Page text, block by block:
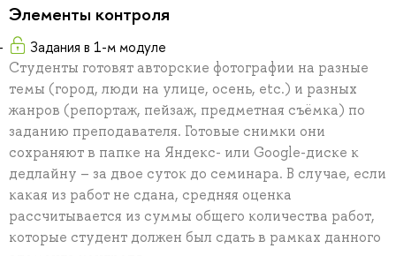
Элементы контроля
Задания в 1-м модуле
Студенты готовят авторские фотографии на разные
темы (город, люди на улице, осень, etc.) и разных
жанров (репортаж, пейзаж, предметная съёмка) по
заданию преподавателя. Готовые снимки они
сохраняют в папке на Яндекс- или Google-диске к
дедлайну – за двое суток до семинара. В случае, если
какая из работ не сдана, средняя оценка
рассчитывается из суммы общего количества работ,
которые студент должен был сдать в рамках данного